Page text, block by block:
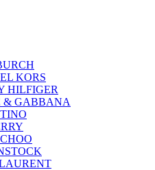
KORS
HILFIGER
& GABBANA